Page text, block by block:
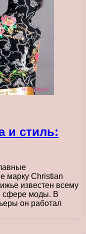
и стиль:
марку Christian
известен всему
сфере моды. В
он работал